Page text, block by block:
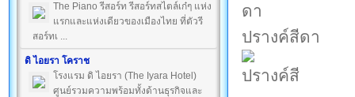
The Piano รีสอร์ท รีสอร์ทสไตล์เก๋ๆ แห่ง
แรกและแห่งเดียวของเมืองไทย ที่ตัวรี
สอร์ทเ ...
ดิ ไอยรา โคราช
โรงแรม ดิ ไอยรา (The Iyara Hotel)
ศูนย์รวมความพร้อมทั้งด้านธุรกิจและ
ปรางค์สีดา